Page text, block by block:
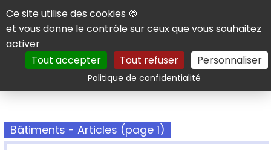
Panneau de gestion des cookies
Ce site utilise des cookies 🍪
et vous donne le contrôle sur ceux que vous souhaitez
activer
Tout accepter
Tout refuser Personnaliser
Politique de confidentialitéRechercher
Bâtiments - Articles (page 1)